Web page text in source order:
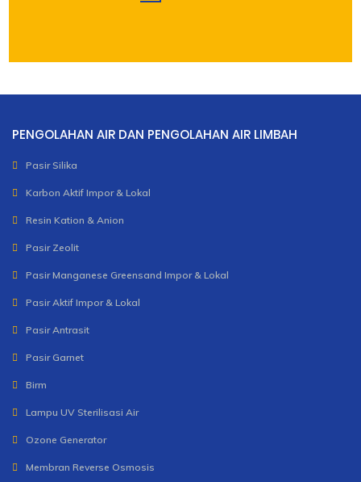
PENGOLAHAN AIR DAN PENGOLAHAN AIR LIMBAH
Pasir Silika
Karbon Aktif Impor & Lokal
Resin Kation & Anion
Pasir Zeolit
Pasir Manganese Greensand Impor & Lokal
Pasir Aktif Impor & Lokal
Pasir Antrasit
Pasir Garnet
Birm
Lampu UV Sterilisasi Air
Ozone Generator
Membran Reverse Osmosis